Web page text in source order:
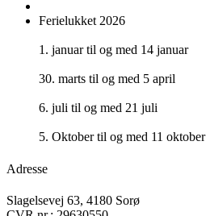
Ferielukket 2026
1. januar til og med 14 januar
30. marts til og med 5 april
6. juli til og med 21 juli
5. Oktober til og med 11 oktober
Adresse
Slagelsevej 63, 4180 Sorø